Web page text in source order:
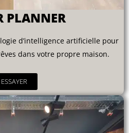
PLANNER
d’intelligence artificielle pour
dans votre propre maison.
ESSAYER